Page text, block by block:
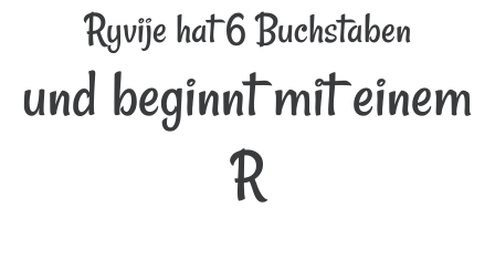
Ryvije hat 6 Buchstaben
und beginnt mit einem
R